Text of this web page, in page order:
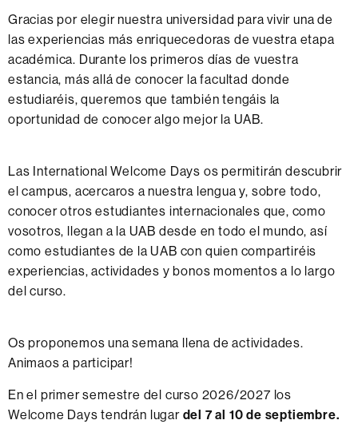
Gracias por elegir nuestra universidad para vivir una de
las experiencias más enriquecedoras de vuestra etapa
académica. Durante los primeros días de vuestra
estancia, más allá de conocer la facultad donde
estudiaréis, queremos que también tengáis la
oportunidad de conocer algo mejor la UAB.
Las International Welcome Days os permitirán descubrir
el campus, acercaros a nuestra lengua y, sobre todo,
conocer otros estudiantes internacionales que, como
vosotros, llegan a la UAB desde en todo el mundo, así
como estudiantes de la UAB con quien compartiréis
experiencias, actividades y bonos momentos a lo largo
del curso.
Os proponemos una semana llena de actividades.
Animaos a participar!
En el primer semestre del curso 2026/2027 los
Welcome Days tendrán lugar del 7 al 10 de septiembre.